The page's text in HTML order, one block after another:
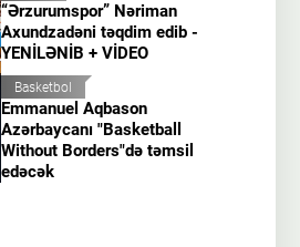
“Ərzurumspor” Nəriman
Axundzadəni təqdim edib -
YENİLƏNİB + VİDEO
Basketbol
Emmanuel Aqbason
Azərbaycanı "Basketball
Without Borders"də təmsil
edəcək